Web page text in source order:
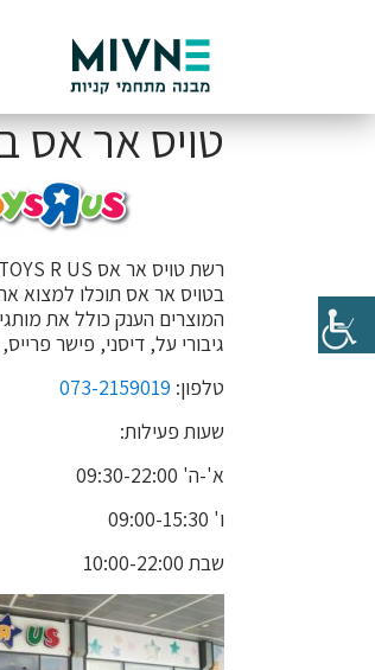
טויס אר אס
רשת טויס אר אס TOYS R US הנה החברה המובילה בעולם לצעצועים, משחקים ולמוצרי פנאי המיועדים לילדים ולתינוקות.
בטויס אר אס תוכלו למצוא
המוצרים הענק כולל את
גיבורי על, דיסני, פישר פרייס, LOL, מפרץ ההרפתקאות, כוח פי ג'יי, סמי הכבאי, פרוזן, אופניים, צעצועי התפתחות ולמידה לתינוקות, משחקי חשיבה, בובות, בתי בובות ועוד.
טלפון: 073-2159019
שעות פעילות:
א'-ה' 09:30-22:00
ו' 09:00-15:30
שבת 10:00-22:00